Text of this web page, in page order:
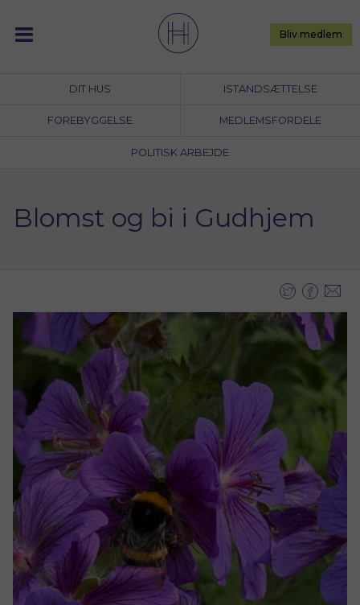
content
DIT HUS ISTANDSÆTTELSE
FOREBYGGELSE MEDLEMSFORDELE
POLITISK ARBEJDE
Bliv medlem
Blomst og bi i Gudhjem